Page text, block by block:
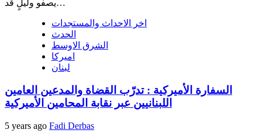
يصفو وليلٍ قد…
اخر الاحداث والمستجدات
الحدث
الشرق الاوسط
اميركا
لبنان
السفارة الأميركية : تدرّب القضاة والمدعين العامين
اللبنانيين عبر نقابة المحامين الأميركية
5 years ago Fadi Derbas